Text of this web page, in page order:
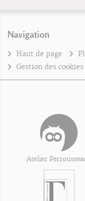
Navigation
Haut de page
Gestion des cookies
Atelier